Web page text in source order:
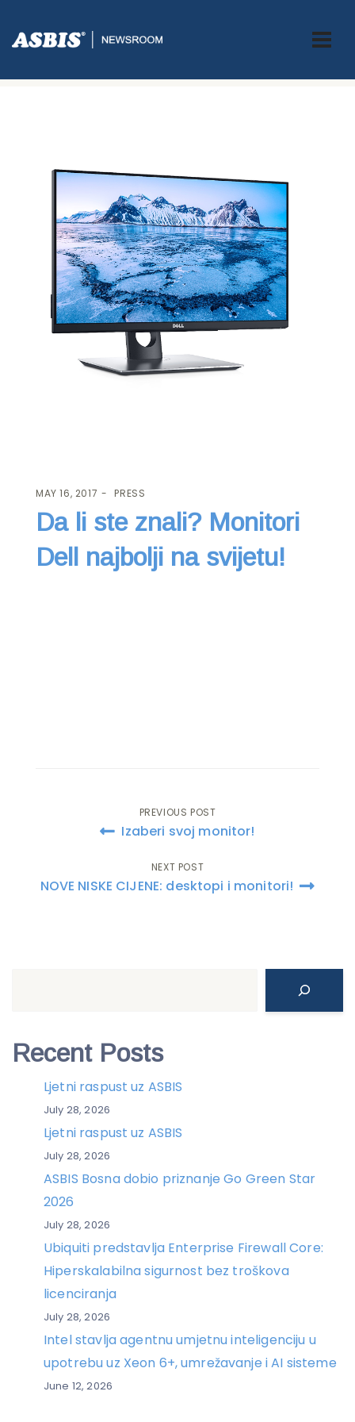
ASBIS.BA>PRESS> DA LI STE ZNALI? MONITORI DELL NAJBOLJI NA
MAY 16, 2017 PRESS
Da li ste znali? Monitori
Dell najbolji na svijetu!
PREVIOUS POST
Izaberi svoj monitor!
NEXT POST
NOVE NISKE CIJENE: desktopi i monitori!
Recent Posts
Ljetni raspust uz ASBIS
July 28, 2026
Ljetni raspust uz ASBIS
July 28, 2026
ASBIS Bosna dobio priznanje Go Green Star
2026
July 28, 2026
Ubiquiti predstavlja Enterprise Firewall Core:
Hiperskalabilna sigurnost bez troškova
licenciranja
July 28, 2026
Intel stavlja agentnu umjetnu inteligenciju u
upotrebu uz Xeon 6+, umrežavanje i AI sisteme
June 12, 2026